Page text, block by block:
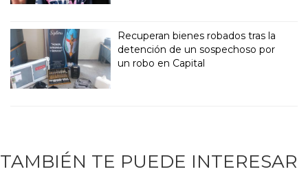
Recuperan bienes robados tras la
detención de un sospechoso por
un robo en Capital
TAMBIÉN TE PUEDE INTERESAR